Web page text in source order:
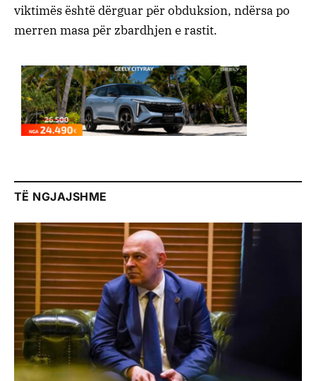
viktimës është dërguar për obduksion, ndërsa po
merren masa për zbardhjen e rastit.
TË NGJAJSHME